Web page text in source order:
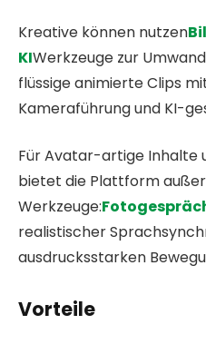
Kreative können nutzen
KIWerkzeuge zur
flüssige animierte Clips
Kameraführung und KI-
Für Avatar-artige Inhalte
bietet die Plattform
Werkzeuge:
realistischer
ausdrucksstarken
Vorteile